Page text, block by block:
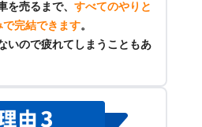
を売るまで、 すべてのやりと
で完結できます。
いので疲れてしまうこともあ